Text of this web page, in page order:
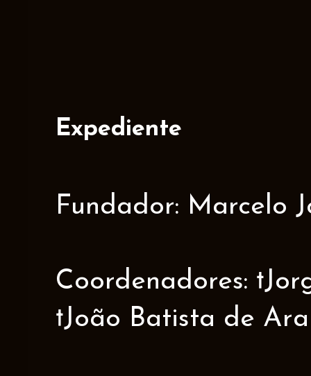
Expediente
Fundador: Marcelo
Coordenadores:
†João Batista de